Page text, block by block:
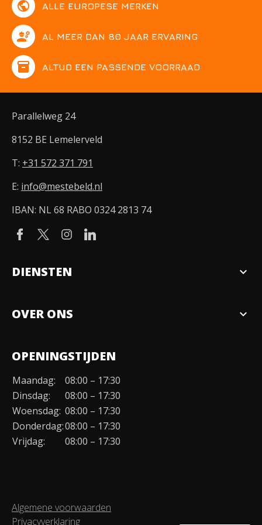
public ALLE EUROPESE MERKEN
engineering AL MEER DAN 80 JAAR ERVARING
inventory ALTIJD EEN PASSENDE VOORRAAD
Parallelweg 24
8152 BE Lemelerveld
T: +31 572 371 791
E: info@mestebeld.nl
IBAN: NL 68 RABO 0324 2813 74
DIENSTEN expand_more
OVER ONS expand_more
Organisatie
Duurzaamheid
Werken bij
Contact
OPENINGSTIJDEN
Maandag:
08:00 – 17:30
Dinsdag:
08:00 – 17:30
Woensdag: 08:00 – 17:30
Donderdag:08:00 – 17:30
Vrijdag:
08:00 – 17:30
Algemene voorwaarden
Privacyverklaring